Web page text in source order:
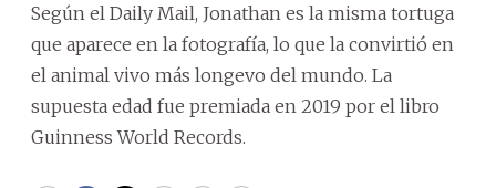
Según el Daily Mail, Jonathan es la misma tortuga
que aparece en la fotografía, lo que la convirtió en
el animal vivo más longevo del mundo. La
supuesta edad fue premiada en 2019 por el libro
Guinness World Records.